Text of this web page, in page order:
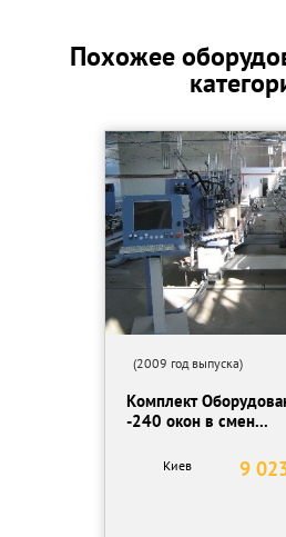
недвижимость. Торг уместен.
Похожее
(2009 год выпуска)
Комплект
-240 окон в смен...
9
Киев